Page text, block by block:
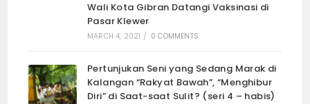
Wali Kota Gibran Datangi Vaksinasi di
Pasar Klewer
MARCH 4, 2021 / 0 COMMENTS
Pertunjukan Seni yang Sedang Marak di
Kalangan “Rakyat Bawah”, “Menghibur
Diri” di Saat-saat Sulit? (seri 4 – habis)